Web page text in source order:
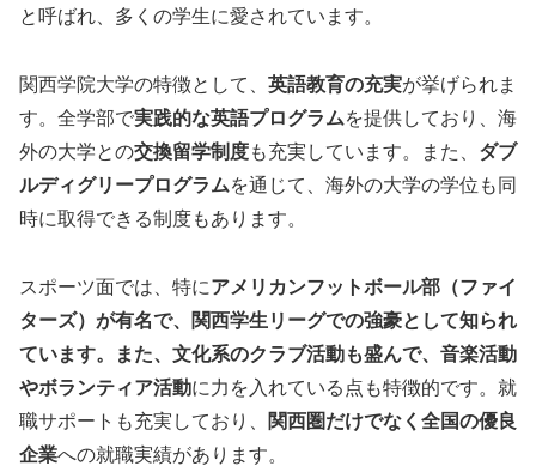
と呼ばれ、多くの学生に愛されています。
関西学院大学の特徴として、 英語教育の充実が挙げられま
す。全学部で実践的な英語プログラムを提供しており、海
外の大学との交換留学制度も充実しています。また、 ダブ
ルディグリープログラムを通じて、海外の大学の学位も同
時に取得できる制度もあります。
スポーツ面では、特にアメリカンフットボール部（ファイ
ターズ）が有名で、関西学生リーグでの強豪として知られ
ています。また、文化系のクラブ活動も盛んで、音楽活動
やボランティア活動に力を入れている点も特徴的です。就
職サポートも充実しており、
関西圏だけでなく全国の優良
企業への就職実績があります。